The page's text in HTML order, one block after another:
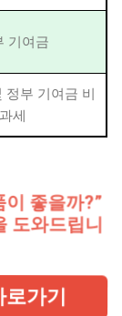
기여금
정부 기여금 비
과세
좋을까?”
도와드립니
가기